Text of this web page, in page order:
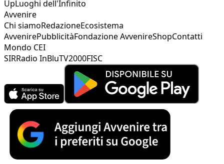
UpLuoghi dell'Infinito
Avvenire
Chi siamoRedazioneEcosistema
AvvenirePubblicitàFondazione AvvenireShopContatti
Mondo CEI
SIRRadio InBluTV2000FISC